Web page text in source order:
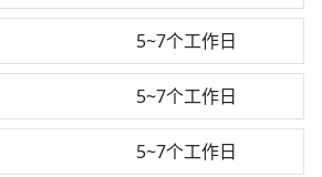
5~7个工作日
5~7个工作日
5~7个工作日